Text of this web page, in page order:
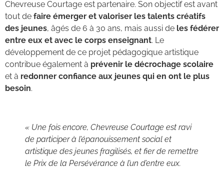
Chevreuse Courtage est partenaire. Son objectif est avant
tout de faire émerger et valoriser les talents créatifs
des jeunes, âgés de 6 à 30 ans, mais aussi de les fédérer
entre eux et avec le corps enseignant. Le
développement de ce projet pédagogique artistique
contribue également à prévenir le décrochage scolaire
et à redonner confiance aux jeunes qui en ont le plus
besoin.
« Une fois encore, Chevreuse Courtage est ravi
de participer à l’épanouissement social et
artistique des jeunes fragilisés, et fier de remettre
le Prix de la Persévérance à l’un d’entre eux.